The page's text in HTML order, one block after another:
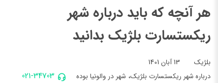
هر آنچه که باید درباره شهر
ریکستسارت بلژیک بدانید
بلژیک 13 آبان 1401
021-34703
درباره شهر ریکستسارت بلژیک، شهر در والونیا بوده